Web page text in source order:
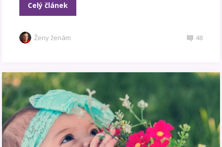
Celý článek
Ženy ženám 48